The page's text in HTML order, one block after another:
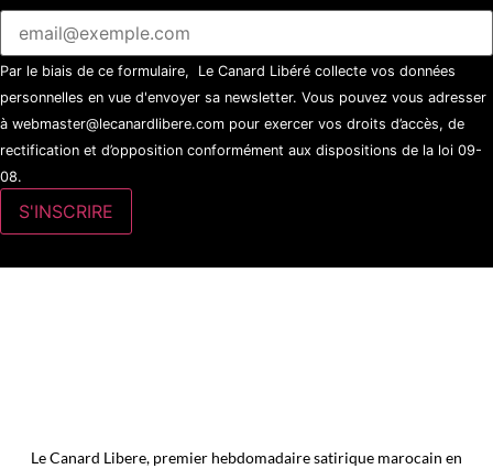
Par le biais de ce formulaire, Le Canard Libéré collecte vos données
personnelles en vue d'envoyer sa newsletter. Vous pouvez vous adresser
à webmaster@lecanardlibere.com pour exercer vos droits d’accès, de
rectification et d’opposition conformément aux dispositions de la loi 09-
08.
Le Canard Libere, premier hebdomadaire satirique marocain en